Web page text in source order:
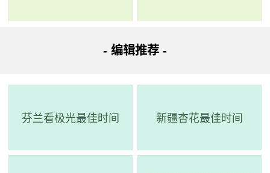
- 编辑推荐 -
芬兰看极光最佳时间 新疆杏花最佳时间